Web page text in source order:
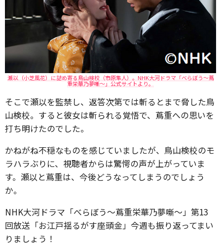
瀬以（小芝風花）に詰め寄る鳥山検校（市原隼人）。NHK大河ドラマ「べらぼう～蔦
重栄華乃夢噺～」公式サイトより。
そこで瀬以を監禁し、返答次第では斬るとまで脅した鳥
山検校。すると彼女は斬られる覚悟で、蔦重への思いを
打ち明けたのでした。
かねがね不穏なものを感じていましたが、鳥山検校のモ
ラハラぶりに、視聴者からは驚愕の声が上がっていま
す。瀬以と蔦重は、今後どうなってしまうのでしょう
か。
NHK大河ドラマ「べらぼう～蔦重栄華乃夢噺～」第13
回放送「お江戸揺るがす座頭金」今週も振り返ってまい
りましょう！